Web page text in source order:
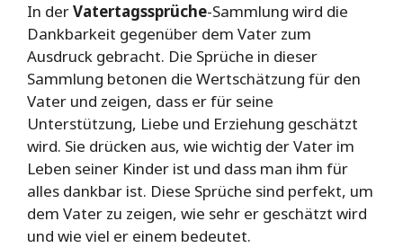
In derVatertagssprüche-Sammlung wird die
Dankbarkeit gegenüber dem Vater zum
Ausdruck gebracht. Die Sprüche in dieser
Sammlung betonen die Wertschätzung für den
Vater und zeigen, dass er für seine
Unterstützung, Liebe und Erziehung geschätzt
wird. Sie drücken aus, wie wichtig der Vater im
Leben seiner Kinder ist und dass man ihm für
alles dankbar ist. Diese Sprüche sind perfekt, um
dem Vater zu zeigen, wie sehr er geschätzt wird
und wie viel er einem bedeutet.